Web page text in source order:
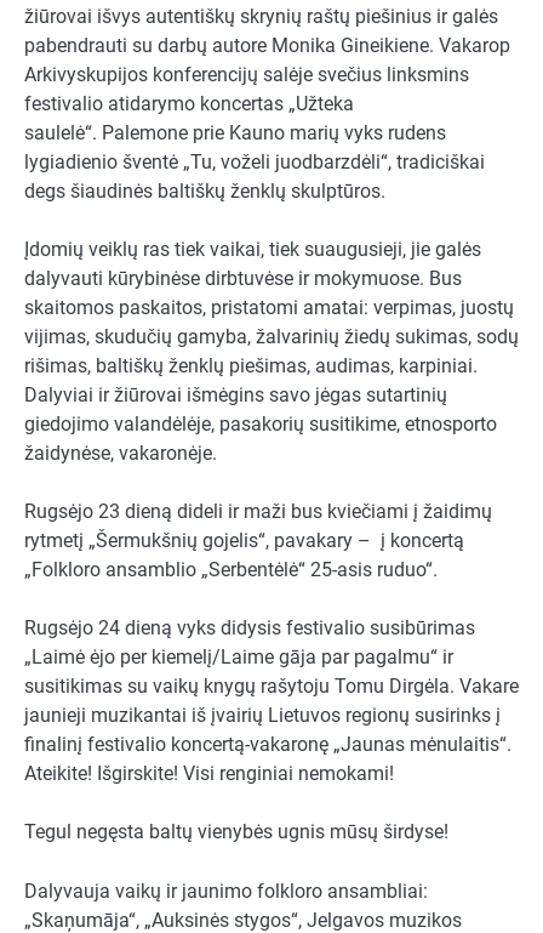
žiūrovai išvys autentiškų skrynių raštų piešinius ir galės
pabendrauti su darbų autore Monika Gineikiene. Vakarop
Arkivyskupijos konferencijų salėje svečius linksmins
festivalio atidarymo koncertas „Užteka
saulelė“. Palemone prie Kauno marių vyks rudens
lygiadienio šventė „Tu, voželi juodbarzdėli“, tradiciškai
degs šiaudinės baltiškų ženklų skulptūros.
Įdomių veiklų ras tiek vaikai, tiek suaugusieji, jie galės
dalyvauti kūrybinėse dirbtuvėse ir mokymuose. Bus
skaitomos paskaitos, pristatomi amatai: verpimas, juostų
vijimas, skudučių gamyba, žalvarinių žiedų sukimas, sodų
rišimas, baltiškų ženklų piešimas, audimas, karpiniai.
Dalyviai ir žiūrovai išmėgins savo jėgas sutartinių
giedojimo valandėlėje, pasakorių susitikime, etnosporto
žaidynėse, vakaronėje.
Rugsėjo 23 dieną dideli ir maži bus kviečiami į žaidimų
rytmetį „Šermukšnių gojelis“, pavakary – į koncertą
„Folkloro ansamblio „Serbentėlė“ 25-asis ruduo“.
Rugsėjo 24 dieną vyks didysis festivalio susibūrimas
„Laimė ėjo per kiemelį/Laime gāja par pagalmu“ ir
susitikimas su vaikų knygų rašytoju Tomu Dirgėla. Vakare
jaunieji muzikantai iš įvairių Lietuvos regionų susirinks į
finalinį festivalio koncertą-vakaronę „Jaunas mėnulaitis“.
Ateikite! Išgirskite! Visi renginiai nemokami!
Tegul negęsta baltų vienybės ugnis mūsų širdyse!
Dalyvauja vaikų ir jaunimo folkloro ansambliai:
„Skaņumāja“, „Auksinės stygos“, Jelgavos muzikos